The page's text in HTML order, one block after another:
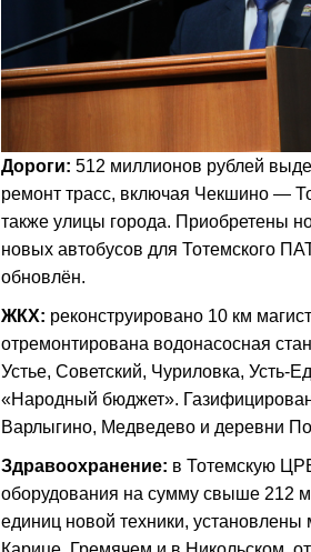
Дороги: 512 миллионов рублей
ремонт трасс, включая Чекшино —
также улицы города. Приобретены
новых автобусов для Тотемского
обновлён.
ЖКХ: реконструировано 10 км
отремонтирована водонасосная
Устье, Советский, Чуриловка, Усть-
«Народный бюджет».
Варлыгино, Медведево и деревни
Здравоохранение: в Тотемскую
оборудования на сумму свыше 212
единиц новой техники,